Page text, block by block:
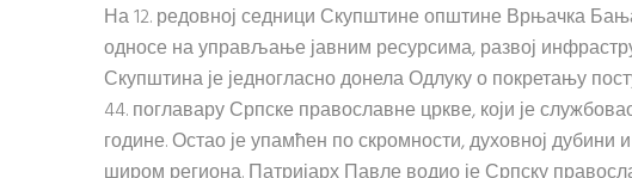
На 12. редовној седници Скупштине општине Врњачка
односе на управљање јавним ресурсима, развој
Скупштина је једногласно донела Одлуку о покретању
44. поглавару Српске православне цркве, који је
године. Остао је упамћен по скромности, духовној